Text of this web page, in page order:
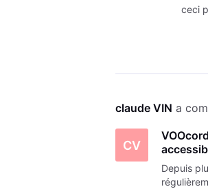
ceci
claude VIN a
CV
Depuis